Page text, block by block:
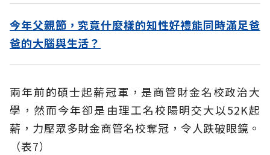
今年父親節，究竟什麼樣的知性好禮能同時滿足爸
爸的大腦與生活？
兩年前的碩士起薪冠軍，是商管財金名校政治大
學，然而今年卻是由理工名校陽明交大以52K起
薪，力壓眾多財金商管名校奪冠，令人跌破眼鏡。
（表7）